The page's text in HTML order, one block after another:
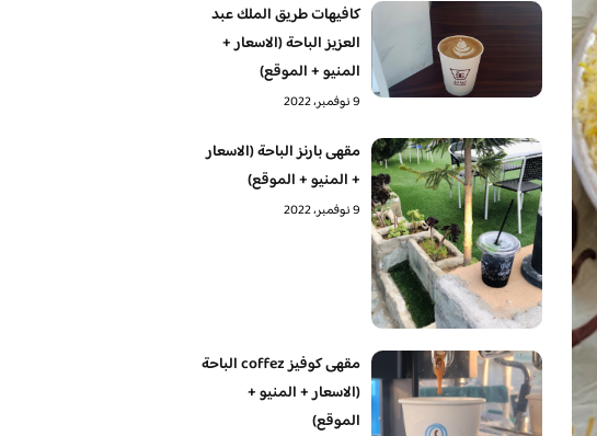
كافيهات طريق الملك عبد
العزيز الباحة (الاسعار +
المنيو + الموقع)
9 نوفمبر، 2022
مقهى بارنز الباحة (الاسعار
+ المنيو + الموقع)
9 نوفمبر، 2022
مقهى كوفيز coffez الباحة
(الاسعار + المنيو +
الموقع)